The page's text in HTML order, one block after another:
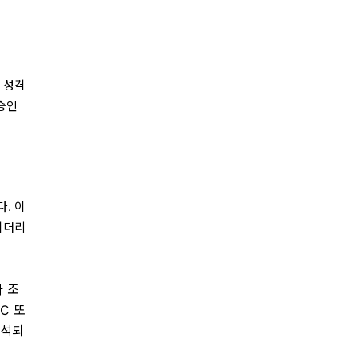
격
인
. 이
리
조
또
되